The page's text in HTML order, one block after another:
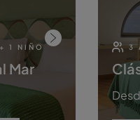
1 NIÑO
Mar
3